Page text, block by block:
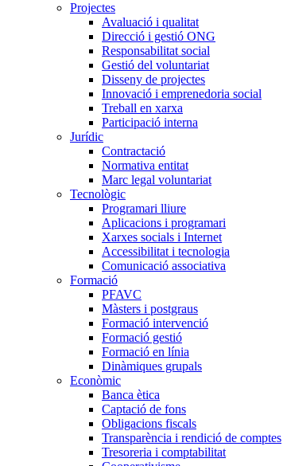
Projectes
Avaluació i qualitat
Direcció i gestió ONG
Responsabilitat social
Gestió del voluntariat
Disseny de projectes
Innovació i emprenedoria social
Treball en xarxa
Participació interna
Jurídic
Contractació
Normativa entitat
Marc legal voluntariat
Tecnològic
Programari lliure
Aplicacions i programari
Xarxes socials i Internet
Accessibilitat i tecnologia
Comunicació associativa
Formació
PFAVC
Màsters i postgraus
Formació intervenció
Formació gestió
Formació en línia
Dinàmiques grupals
Econòmic
Banca ètica
Captació de fons
Obligacions fiscals
Transparència i rendició de comptes
Tresoreria i comptabilitat